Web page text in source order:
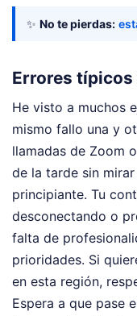
✨ No te pierdas:
Errores típicos
He visto a muchos
mismo fallo una y
llamadas de Zoom
de la tarde sin
principiante. Tu
desconectando o
falta de
prioridades. Si
en esta región,
Espera a que pase